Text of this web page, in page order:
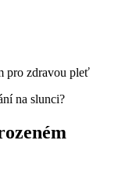
pro zdravou pleť